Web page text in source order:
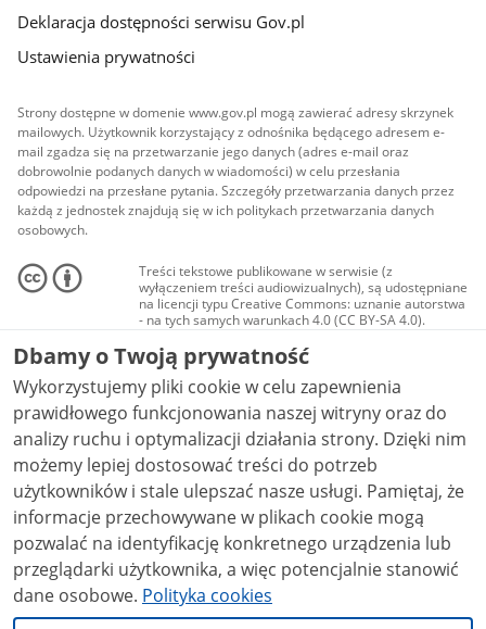
Deklaracja dostępności serwisu Gov.pl
Ustawienia prywatności
Strony dostępne w domenie www.gov.pl mogą zawierać adresy skrzynek
mailowych. Użytkownik korzystający z odnośnika będącego adresem e-
mail zgadza się na przetwarzanie jego danych (adres e-mail oraz
dobrowolnie podanych danych w wiadomości) w celu przesłania
odpowiedzi na przesłane pytania. Szczegóły przetwarzania danych przez
każdą z jednostek znajdują się w ich politykach przetwarzania danych
osobowych.
Treści tekstowe publikowane w serwisie (z
wyłączeniem treści audiowizualnych), są udostępniane
na licencji typu Creative Commons: uznanie autorstwa
- na tych samych warunkach 4.0 (CC BY-SA 4.0).
Materiały audiowizualne, w tym zdjęcia, materiały
audio i wideo, są udostępniane na licencji typu
Creative Commons: uznanie autorstwa użycie
niekomercyjne - bez utworów zależnych 4.0 (CC BY-
NC-ND 4.0), o ile nie jest to stwierdzone inaczej.
Dbamy o Twoją prywatność
Wykorzystujemy pliki cookie w celu zapewnienia
prawidłowego funkcjonowania naszej witryny oraz do
analizy ruchu i optymalizacji działania strony. Dzięki nim
możemy lepiej dostosować treści do potrzeb
użytkowników i stale ulepszać nasze usługi. Pamiętaj, że
informacje przechowywane w plikach cookie mogą
pozwalać na identyfikację konkretnego urządzenia lub
przeglądarki użytkownika, a więc potencjalnie stanowić
dane osobowe. Polityka cookies